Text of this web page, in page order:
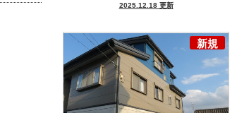
2025.12.18 更新
新規